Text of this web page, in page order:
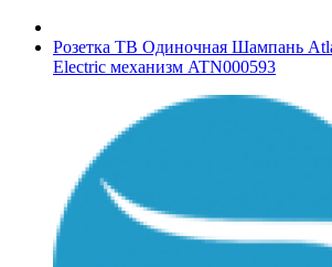
Розетка ТВ Одиночная Шампань
Electric механизм ATN000593